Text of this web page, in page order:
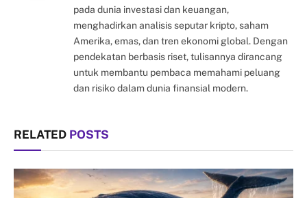
pada dunia investasi dan keuangan,
menghadirkan analisis seputar kripto, saham
Amerika, emas, dan tren ekonomi global. Dengan
pendekatan berbasis riset, tulisannya dirancang
untuk membantu pembaca memahami peluang
dan risiko dalam dunia finansial modern.
RELATED POSTS